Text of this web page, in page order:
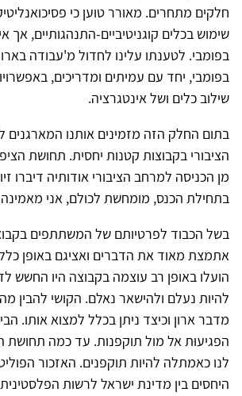
חלקים מתחרים. מאורר טוען כי
שימוש בכלים קוגניטיביים-התנהגותיים, אך
בפומבי. לטענתו עלינו לחדול מ'עבודה
בפומבי, יחד עם עמיתים ומדריכים,
שילוב כלים ושל אינטגרציה.
בתום החלק הזה מזמינים אותנו המארגנים
הציבורי בקבוצות קטנות יחסית. תחושת
מן הכניסה למרחב הציבורי אודותיה דיברו
בתחילת הכנס, מומחשת לכולם, אני
בשל הכבוד לפרטיותם של המשתתפים
אתמצת מאוד את הדברים ואציגם באופן
הועלו באופן רב עוצמה בקבוצה היו החשש
להיות נעלם ולהישאר נאלם. הקושי להבין
מדבר ארון וכיצד ניתן בכלל למצוא אותו.
הפגיעוּת אל מול תוקפנות. עד כמה
לנו כאמתלה להיות תוקפנים. האזכור
היחסים בין מדינת ישראל לרשות